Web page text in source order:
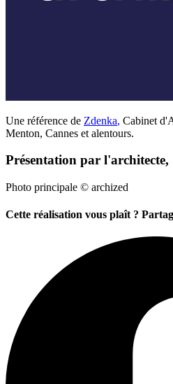
Une référence de Zdenka, Cabinet
Menton, Cannes et alentours.
Présentation par
Photo principale © archized
Cette réalisation vous plaît ?